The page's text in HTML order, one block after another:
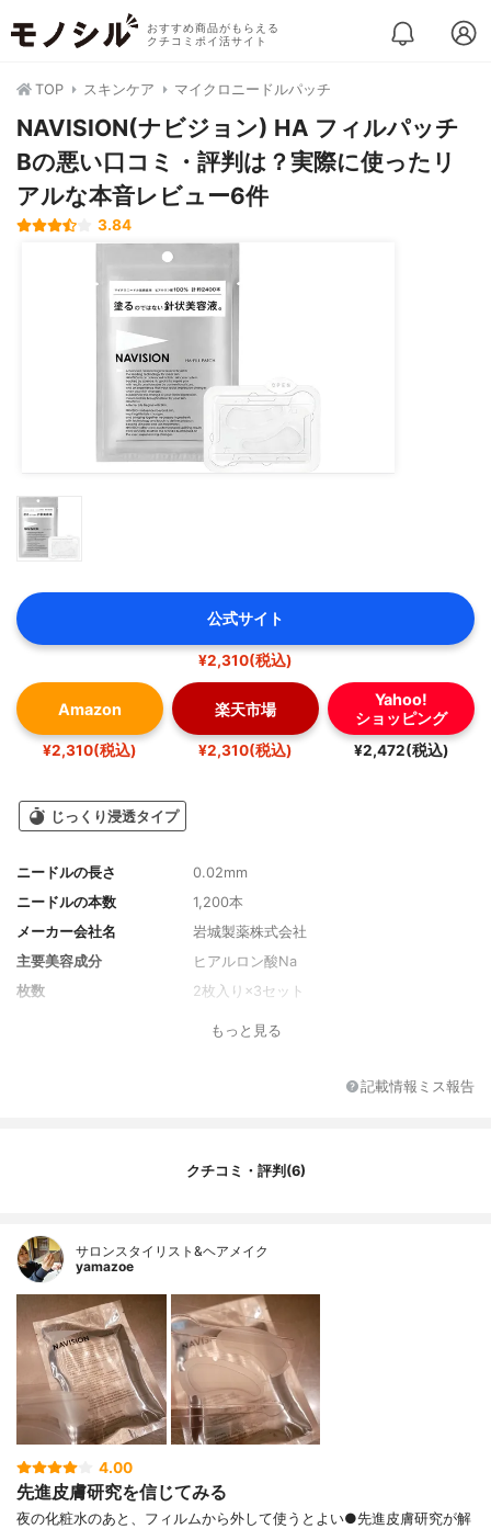
おすすめ商品がもらえる
クチコミポイ活サイト
TOP スキンケア マイクロニードルパッチ
NAVISION(ナビジョン) HA フィルパッチ
Bの悪い口コミ・評判は？実際に使ったリ
アルな本音レビュー6件
3.84
公式サイト
¥2,310(税込)
Amazon
¥2,310(税込)
楽天市場
¥2,310(税込)
Yahoo!
ショッピング
¥2,472(税込)
じっくり浸透タイプ
ニードルの長さ
0.02mm
ニードルの本数
1,200本
メーカー会社名
岩城製薬株式会社
主要美容成分
ヒアルロン酸Na
枚数
2枚入り×3セット
もっと見る
記載情報ミス報告
クチコミ・評判(6)
サロンスタイリスト&ヘアメイク
yamazoe
4.00
先進皮膚研究を信じてみる
夜の化粧水のあと、フィルムから外して使うとよい●先進皮膚研究が解